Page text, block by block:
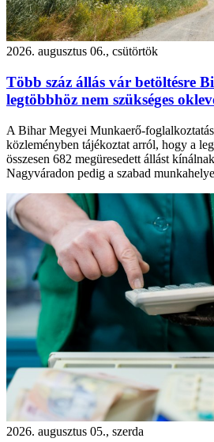
2026. augusztus 06., csütörtök
Több száz állás vár betöltésre
legtöbbhöz nem szükséges
A Bihar Megyei Munkaerő-
közleményben tájékoztat arról, hogy a
összesen 682 megüresedett állást
Nagyváradon pedig a szabad
2026. augusztus 05., szerda